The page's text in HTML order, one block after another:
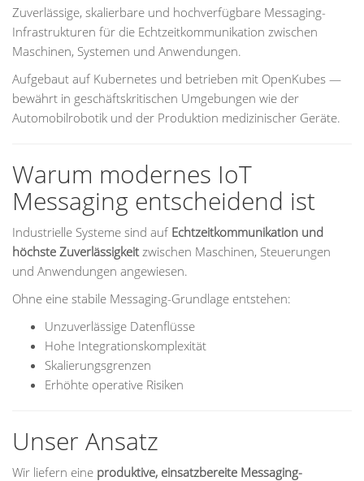
Zuverlässige, skalierbare und hochverfügbare Messaging-
Infrastrukturen für die Echtzeitkommunikation zwischen
Maschinen, Systemen und Anwendungen.
Aufgebaut auf Kubernetes und betrieben mit OpenKubes —
bewährt in geschäftskritischen Umgebungen wie der
Automobilrobotik und der Produktion medizinischer Geräte.
Warum modernes IoT
Messaging entscheidend ist
Industrielle Systeme sind auf Echtzeitkommunikation und
höchste Zuverlässigkeitzwischen Maschinen, Steuerungen
und Anwendungen angewiesen.
Ohne eine stabile Messaging-Grundlage entstehen:
Unzuverlässige Datenflüsse
Hohe Integrationskomplexität
Skalierungsgrenzen
Erhöhte operative Risiken
Unser Ansatz
Wir liefern eine produktive, einsatzbereite Messaging-